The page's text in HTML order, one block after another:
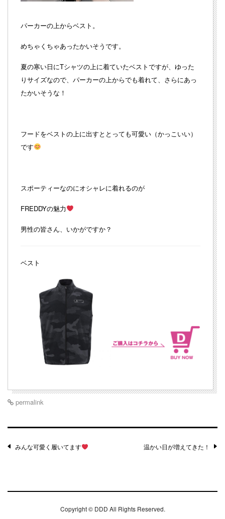
パーカーの上からベスト。
めちゃくちゃあったかいそうです。
夏の寒い日にTシャツの上に着ていたベストですが、ゆった
りサイズなので、パーカーの上からでも着れて、さらにあっ
たかいそうな！
フードをベストの上に出すととっても可愛い（かっこいい）
です
スポーティーなのにオシャレに着れるのが
FREDDYの魅力
男性の皆さん、いかがですか？
ベスト
permalink
Post
みんな可愛く履いてます 温かい日が増えてきた！
Copyright © DDD All Rights Reserved.